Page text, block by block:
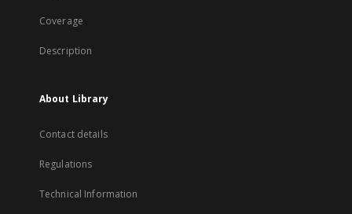
Coverage
Description
About Library
Contact details
Regulations
Technical Information